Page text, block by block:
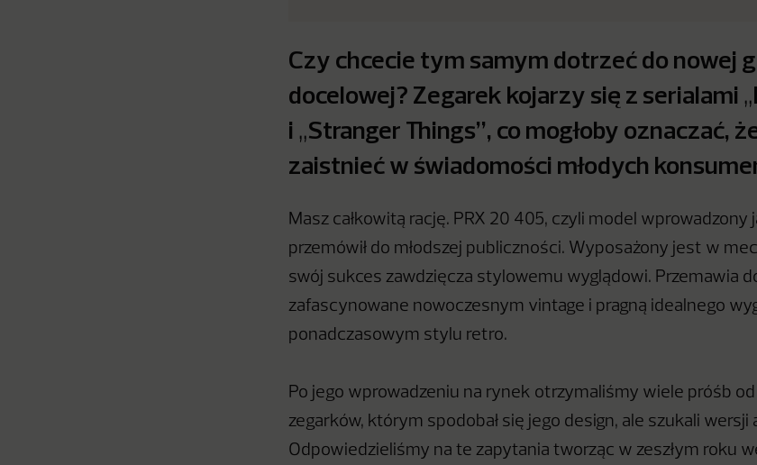
Czy chcecie tym samym dotrzeć do nowej
docelowej? Zegarek kojarzy się z serialami „
i „Stranger Things”, co mogłoby oznaczać,
zaistnieć w świadomości młodych
Masz całkowitą rację. PRX 20 405, czyli model wprowadzony
przemówił do młodszej publiczności. Wyposażony jest w
swój sukces zawdzięcza stylowemu wyglądowi. Przemawia
zafascynowane nowoczesnym vintage i pragną idealnego
ponadczasowym stylu retro.
Po jego wprowadzeniu na rynek otrzymaliśmy wiele próśb od
zegarków, którym spodobał się jego design, ale szukali
Odpowiedzieliśmy na te zapytania tworząc w zeszłym roku